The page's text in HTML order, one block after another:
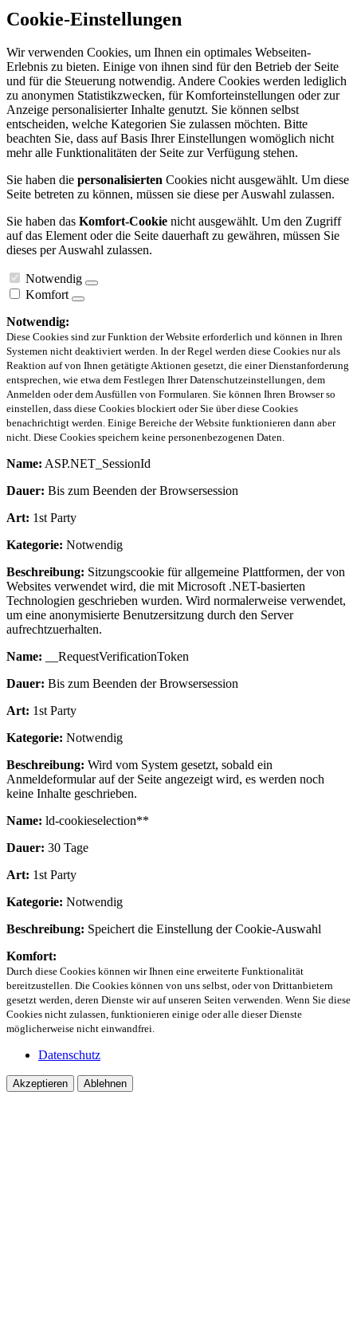
Cookie-Einstellungen
Wir verwenden Cookies, um Ihnen ein optimales Webseiten-
Erlebnis zu bieten. Einige von ihnen sind für den Betrieb der Seite
und für die Steuerung notwendig. Andere Cookies werden lediglich
zu anonymen Statistikzwecken, für Komforteinstellungen oder zur
Anzeige personalisierter Inhalte genutzt. Sie können selbst
entscheiden, welche Kategorien Sie zulassen möchten. Bitte
beachten Sie, dass auf Basis Ihrer Einstellungen womöglich nicht
mehr alle Funktionalitäten der Seite zur Verfügung stehen.
Sie haben die personalisierten Cookies nicht ausgewählt. Um diese
Seite betreten zu können, müssen sie diese per Auswahl zulassen.
Sie haben das Komfort-Cookie nicht ausgewählt. Um den Zugriff
auf das Element oder die Seite dauerhaft zu gewähren, müssen Sie
dieses per Auswahl zulassen.
Notwendig
Komfort
Notwendig:
Diese Cookies sind zur Funktion der Website erforderlich und können in Ihren
Systemen nicht deaktiviert werden. In der Regel werden diese Cookies nur als
Reaktion auf von Ihnen getätigte Aktionen gesetzt, die einer Dienstanforderung
entsprechen, wie etwa dem Festlegen Ihrer Datenschutzeinstellungen, dem
Anmelden oder dem Ausfüllen von Formularen. Sie können Ihren Browser so
einstellen, dass diese Cookies blockiert oder Sie über diese Cookies
benachrichtigt werden. Einige Bereiche der Website funktionieren dann aber
nicht. Diese Cookies speichern keine personenbezogenen Daten.
Name: ASP.NET_SessionId
Dauer: Bis zum Beenden der Browsersession
Art: 1st Party
Kategorie: Notwendig
Beschreibung: Sitzungscookie für allgemeine Plattformen, der von
Websites verwendet wird, die mit Microsoft .NET-basierten
Technologien geschrieben wurden. Wird normalerweise verwendet,
um eine anonymisierte Benutzersitzung durch den Server
aufrechtzuerhalten.
Name: __RequestVerificationToken
Dauer: Bis zum Beenden der Browsersession
Art: 1st Party
Kategorie: Notwendig
Beschreibung: Wird vom System gesetzt, sobald ein
Anmeldeformular auf der Seite angezeigt wird, es werden noch
keine Inhalte geschrieben.
Name: ld-cookieselection**
Dauer: 30 Tage
Art: 1st Party
Kategorie: Notwendig
Beschreibung: Speichert die Einstellung der Cookie-Auswahl
Komfort:
Durch diese Cookies können wir Ihnen eine erweiterte Funktionalität
bereitzustellen. Die Cookies können von uns selbst, oder von Drittanbietern
gesetzt werden, deren Dienste wir auf unseren Seiten verwenden. Wenn Sie diese
Cookies nicht zulassen, funktionieren einige oder alle dieser Dienste
möglicherweise nicht einwandfrei.
Datenschutz
Akzeptieren Ablehnen